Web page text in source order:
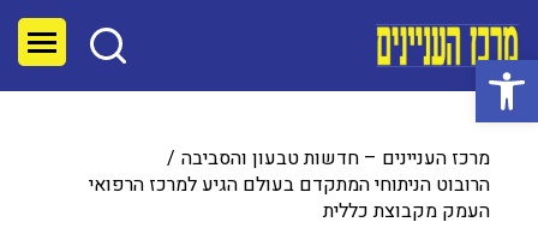
פתח סרגל נגישות
מרכז העניינים – חדשות טבעון והסביבה
הרובוט הניתוחי המתקדם בעולם הגיע למרכז הרפואי
העמק מקבוצת כללית